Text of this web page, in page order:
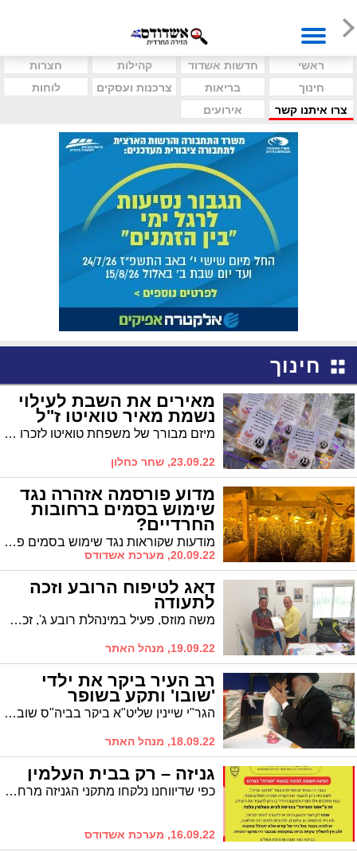
ראשי חדשות אשדוד קהילות
חצרות
חינוך
בריאות צרכנות ועסקים
לוחות
צרו איתנו קשר
אירועים
חינוך
מאירים את השבת לעילוי
נשמת מאיר טואיטו ז"ל
מיזם מבורך של משפחת טואיטו לזכרו של אב המשפחה מאיר. מאירים את השבת. המיזם בשיתוף עם קהילת רובע י"ב, תלמידי חטיבה עליונה של מקיף ט' אורזים אריזות לשבת ומחלקים אותן מידי שבת לאזרחים הוותיקים ברובע
23.09.22, שחר כחלון
מדוע פורסמה אזהרה נגד
שימוש בסמים ברחובות
החרדיים?
מודעות שקוראות נגד שימוש בסמים פורסמו ברחובות החרדיים והפתיעו. האם תופעת צריכת הסמים חדרה לישיבות?
20.09.22, מערכת אשדודס
דאג לטיפוח הרובע וזכה
לתעודה
משה מוזס, פעיל במינהלת רובע ג', זכה לתעודת הקורה בגין תרומתו לטיפוח הרובע. ממנו יראו וכן יעשו
19.09.22, מנהל האתר
רב העיר ביקר את ילדי
'שובו' ותקע בשופר
הגר"י שיינין שליט"א ביקר בביה"ס שובו, נשא דברים בפני הילדים ובירכם. צפו והתרגשו
18.09.22, מנהל האתר
גניזה – רק בבית העלמין
כפי שדיווחנו נלקחו מתקני הגניזה מרחובות הרבעים החרדיים וכיום הכתובת היחידה להטמנת גניזה היא בבית העלמין. עם זאת, ליו"ר המועה"ד ישנה בקשה
16.09.22, מערכת אשדודס